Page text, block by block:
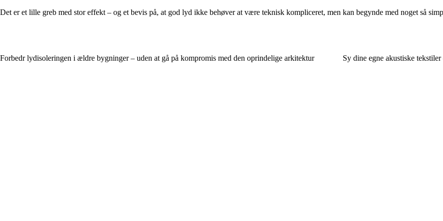
Det er et lille greb med stor effekt – og et bevis på, at god lyd ikke behøver at være teknisk kompliceret, men kan begynde med noget så
Forbedr lydisoleringen i ældre bygninger – uden at gå på kompromis med den oprindelige arkitektur Sy dine egne akustiske tekstiler